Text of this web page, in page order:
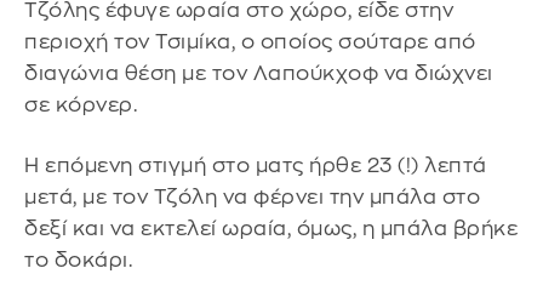
Τζόλης έφυγε ωραία στο χώρο, είδε στην
περιοχή τον Τσιμίκα, ο οποίος σούταρε από
διαγώνια θέση με τον Λαπούκχοφ να διώχνει
σε κόρνερ.
Η επόμενη στιγμή στο ματς ήρθε 23 (!) λεπτά
μετά, με τον Τζόλη να φέρνει την μπάλα στο
δεξί και να εκτελεί ωραία, όμως, η μπάλα βρήκε
το δοκάρι.